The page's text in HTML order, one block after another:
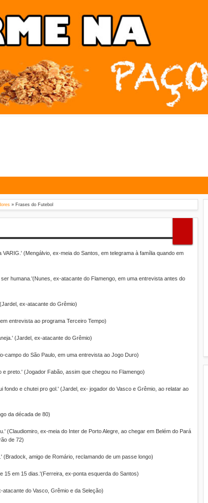
» Frases do Futebol
(Mengálvio, ex-meia do Santos, em telegrama à família quando em
humana.'(Nunes, ex-atacante do Flamengo, em uma entrevista antes do
ex-atacante do Grêmio)
entrevista ao programa Terceiro Tempo)
(Jardel, ex-atacante do Grêmio)
campo do São Paulo, em uma entrevista ao Jogo Duro)
preto.' (Jogador Fabão, assim que chegou no Flamengo)
fondo e chutei pro gol.' (Jardel, ex- jogador do Vasco e Grêmio, ao relatar ao
da década de 80)
(Claudiomiro, ex-meia do Inter de Porto Alegre, ao chegar em Belém do Pará
de 72)
amigo de Romário, reclamando de um passe longo)
15 em 15 dias.'(Ferreira, ex-ponta esquerda do Santos)
do Vasco, Grêmio e da Seleção)